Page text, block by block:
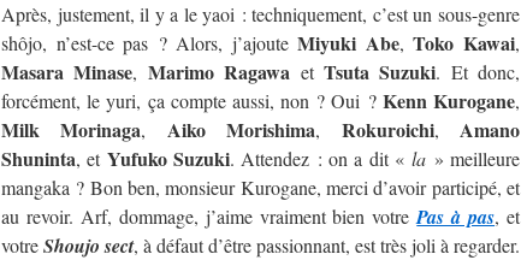
Après, justement, il y a le yaoi : techniquement, c’est un sous-genre
shôjo, n’est-ce pas ? Alors, j’ajouteMiyuki Abe,Toko Kawai,
Masara Minase, Marimo Ragawa et Tsuta Suzuki. Et donc,
forcément, le yuri, ça compte aussi, non ? Oui ? Kenn Kurogane,
Milk Morinaga, Aiko Morishima, Rokuroichi, Amano
Shuninta, et Yufuko Suzuki. Attendez : on a dit «la » meilleure
mangaka ? Bon ben, monsieur Kurogane, merci d’avoir participé, et
au revoir. Arf, dommage, j’aime vraiment bien votrePas à pas, et
votreShoujo sect, à défaut d’être passionnant, est très joli à regarder.